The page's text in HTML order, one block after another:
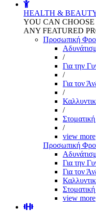
HEALTH &
YOU CAN
ANY FEATURED
Προσωπική
/
Για την
/
Για τον
/
/
Στοματική
/
view more
Προσωπική
Για την
Για τον
Στοματική
view more